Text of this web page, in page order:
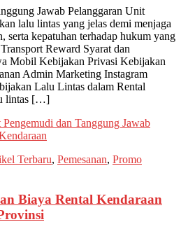
Jawab Pelanggaran Unit
lalu lintas yang jelas demi menjaga
serta kepatuhan terhadap hukum yang
Reward Syarat dan
Mobil Kebijakan Privasi Kebijakan
Admin Marketing Instagram
Lalu Lintas dalam Rental
lintas […]
Pengemudi dan Tanggung Jawab
Terbaru, Pemesanan, Promo
Biaya Rental Kendaraan